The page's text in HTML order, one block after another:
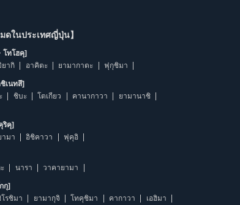
ดในประเทศญี่ปุ่น】
โทโฮคุ]
ยากิ อาคิตะ ยามากาตะ ฟุกุชิมา
เนทสึ]
ชิบะ โตเกียว คานากาวา
ยามานาชิ
ริคุ]
ามา อิชิคาวา ฟุคุอิ
นารา วาคายามา
กุ]
รชิมา ยามากุจิ โทคุชิมา คากาวา
เอฮิมา